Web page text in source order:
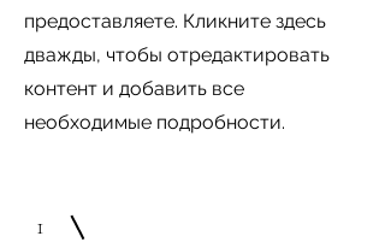
предоставляете. Кликните здесь
дважды, чтобы отредактировать
контент и добавить все
необходимые подробности.
1